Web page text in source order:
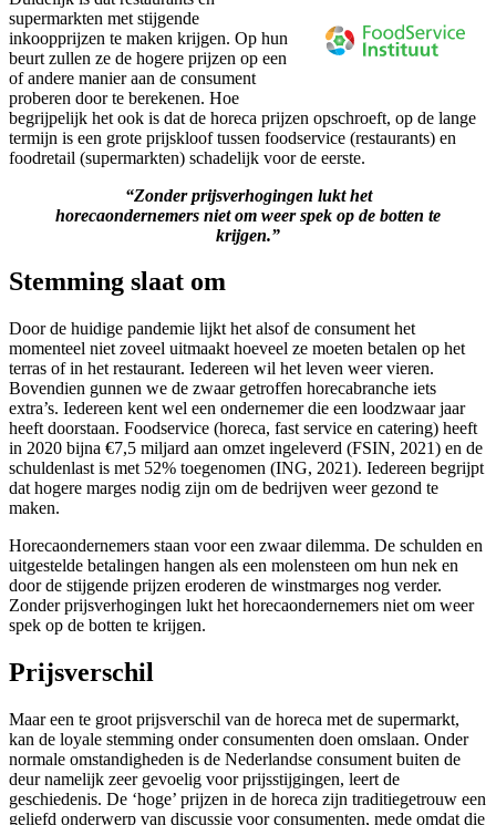
supermarkten met stijgende
inkoopprijzen te maken krijgen. Op hun
beurt zullen ze de hogere prijzen op een
of andere manier aan de consument
proberen door te berekenen. Hoe
begrijpelijk het ook is dat de horeca prijzen opschroeft, op de lange
termijn is een grote prijskloof tussen foodservice (restaurants) en
foodretail (supermarkten) schadelijk voor de eerste.
“Zonder prijsverhogingen lukt het
horecaondernemers niet om weer spek op de botten te
krijgen.”
Stemming slaat om
Door de huidige pandemie lijkt het alsof de consument het
momenteel niet zoveel uitmaakt hoeveel ze moeten betalen op het
terras of in het restaurant. Iedereen wil het leven weer vieren.
Bovendien gunnen we de zwaar getroffen horecabranche iets
extra’s. Iedereen kent wel een ondernemer die een loodzwaar jaar
heeft doorstaan. Foodservice (horeca, fast service en catering) heeft
in 2020 bijna €7,5 miljard aan omzet ingeleverd (FSIN, 2021) en de
schuldenlast is met 52% toegenomen (ING, 2021). Iedereen begrijpt
dat hogere marges nodig zijn om de bedrijven weer gezond te
maken.
Horecaondernemers staan voor een zwaar dilemma. De schulden en
uitgestelde betalingen hangen als een molensteen om hun nek en
door de stijgende prijzen eroderen de winstmarges nog verder.
Zonder prijsverhogingen lukt het horecaondernemers niet om weer
spek op de botten te krijgen.
Prijsverschil
Maar een te groot prijsverschil van de horeca met de supermarkt,
kan de loyale stemming onder consumenten doen omslaan. Onder
normale omstandigheden is de Nederlandse consument buiten de
deur namelijk zeer gevoelig voor prijsstijgingen, leert de
geschiedenis. De ‘hoge’ prijzen in de horeca zijn traditiegetrouw een
geliefd onderwerp van discussie voor consumenten, mede omdat die